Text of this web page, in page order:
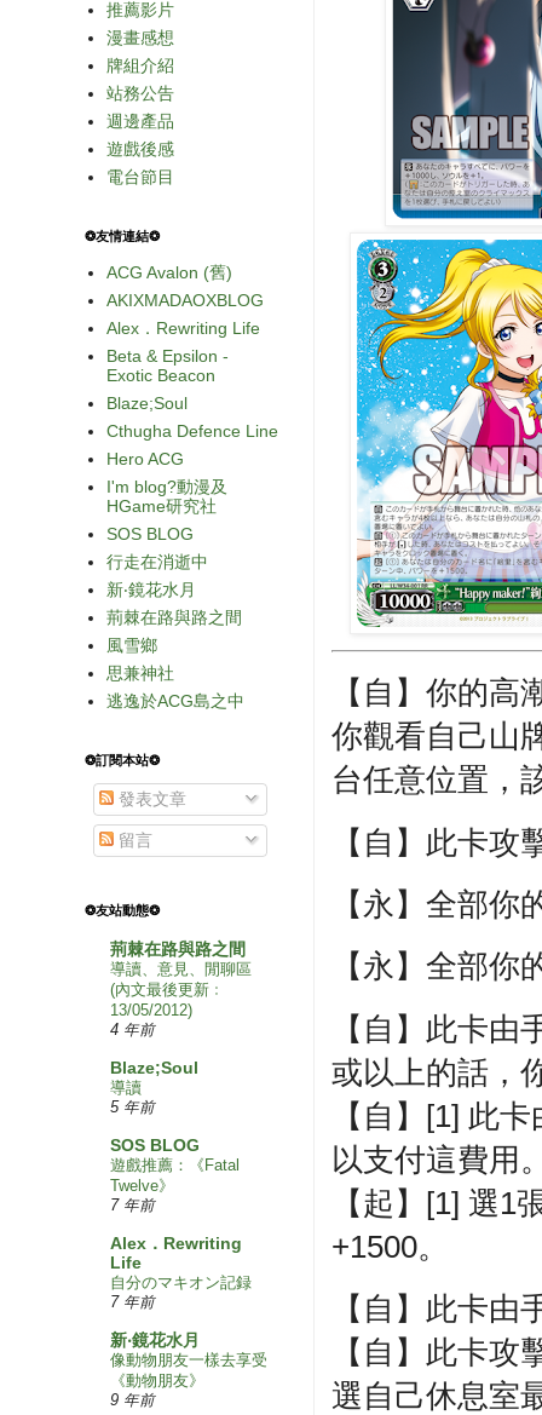
【自】你的
你觀看自己山
台任意位置，
【自】此卡
【永】全部你
【永】全部你
【自】此卡
或以上的話，
【自】[1] 此
以支付這費用
【起】[1] 選1
+1500。
【自】此卡
【自】此卡
選自己休息室
推薦影片
漫畫感想
牌組介紹
站務公告
週邊產品
遊戲後感
電台節目
❂友情連結❂
ACG Avalon (舊)
AKIXMADAOXBLOG
Alex．Rewriting Life
Beta & Epsilon -
Exotic Beacon
Blaze;Soul
Cthugha Defence Line
Hero ACG
I'm blog?動漫及
HGame研究社
SOS BLOG
行走在消逝中
新‧鏡花水月
荊棘在路與路之間
風雪鄉
思兼神社
逃逸於ACG島之中
❂訂閱本站❂
發表文章
留言
❂友站動態❂
荊棘在路與路之間
導讀、意見、閒聊區
(內文最後更新﹕
13/05/2012)
4 年前
Blaze;Soul
導讀
5 年前
SOS BLOG
遊戲推薦：《Fatal
Twelve》
7 年前
Alex．Rewriting
Life
自分のマキオン記録
7 年前
新‧鏡花水月
像動物朋友一樣去享受
《動物朋友》
9 年前